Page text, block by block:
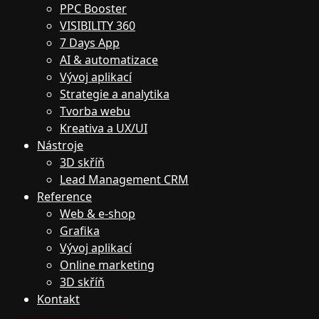
PPC Booster
VISIBILITY 360
7 Days App
AI & automatizace
Vývoj aplikací
Strategie a analytika
Tvorba webu
Kreativa a UX/UI
Nástroje
3D skříň
Lead Management CRM
Reference
Web & e-shop
Grafika
Vývoj aplikací
Online marketing
3D skříň
Kontakt